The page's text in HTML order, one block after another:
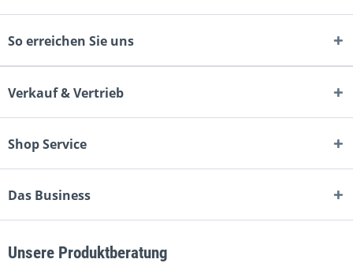
So erreichen Sie uns
Verkauf & Vertrieb
Shop Service
Das Business
Unsere Produktberatung